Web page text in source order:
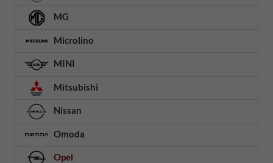
MG
Microlino
MINI
Mitsubishi
Nissan
Omoda
Opel